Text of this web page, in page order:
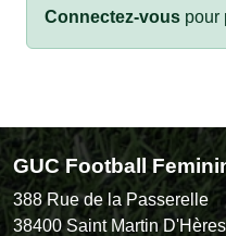
Connectez-vous pour
GUC Football
388 Rue de la Passerelle
38400 Saint Martin D'Hères